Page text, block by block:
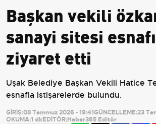
Başkan vekili
sanayi sitesi
ziyaret etti
Uşak Belediye Başkan Vekili Hatice
esnafla istişarelerde bulundu.
GİRİŞ:08 Temmuz 2026 - 19:41GÜNCELLEME:23
OKUMA:1 dkEDİTÖR:Haber365 Editör